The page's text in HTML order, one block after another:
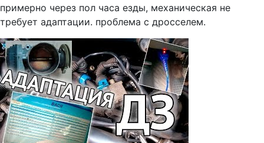
примерно через пол часа езды, механическая не
требует адаптации. проблема с дросселем.